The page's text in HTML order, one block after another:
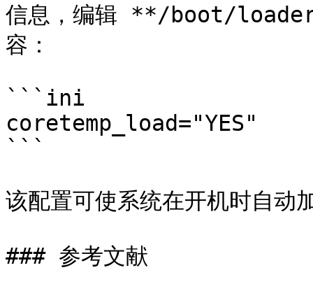
信息，编辑 **/boot/
容：
```ini
coretemp_load="YES"
```
该配置可使系统在开机时自
### 参考文献